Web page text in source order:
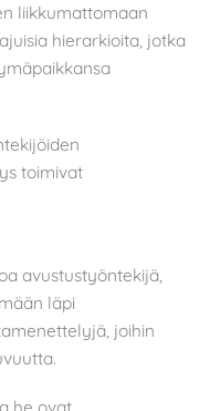
liikkumattomaan
hierarkioita, jotka
toimivat
avustustyöntekijä,
läpi
joihin
he ovat